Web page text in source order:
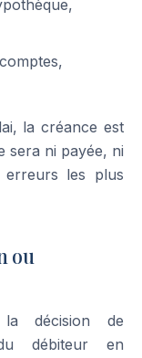
la créance est
sera ni payée, ni
erreurs les plus
ou
décision de
débiteur en